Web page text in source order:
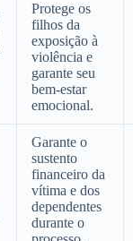
Protege os
filhos da
exposição à
violência e
garante seu
bem-estar
emocional.
Garante o
sustento
financeiro da
vítima e dos
dependentes
durante o